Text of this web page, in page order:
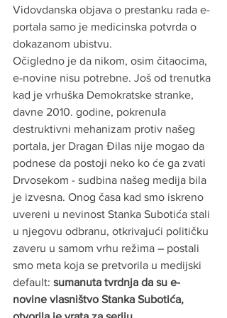
Vidovdanska objava o prestanku rada e-
portala samo je medicinska potvrda o
dokazanom ubistvu.
Očigledno je da nikom, osim čitaocima,
e-novine nisu potrebne. Još od trenutka
kad je vrhuška Demokratske stranke,
davne 2010. godine, pokrenula
destruktivni mehanizam protiv našeg
portala, jer Dragan Đilas nije mogao da
podnese da postoji neko ko će ga zvati
Drvosekom - sudbina našeg medija bila
je izvesna. Onog časa kad smo iskreno
uvereni u nevinost Stanka Subotića stali
u njegovu odbranu, otkrivajući političku
zaveru u samom vrhu režima – postali
smo meta koja se pretvorila u medijski
default: sumanuta tvrdnja da su e-
novine vlasništvo Stanka Subotića,